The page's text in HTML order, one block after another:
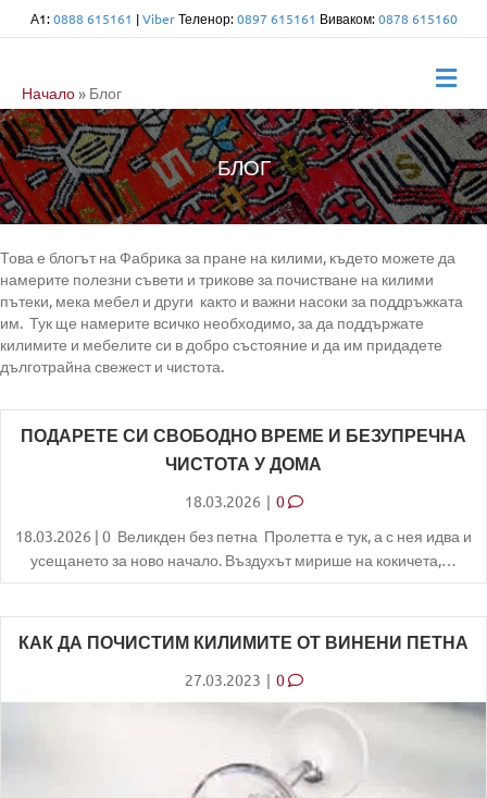
А1:0888 615161 |ViberТеленор:0897 615161 Виваком:0878 615160
Начало» Блог
БЛОГ
Това е блогът на Фабрика за пране на килими, където можете да
намерите полезни съвети и трикове за почистване на килими
пътеки, мека мебел и други както и важни насоки за поддръжката
им. Тук ще намерите всичко необходимо, за да поддържате
килимите и мебелите си в добро състояние и да им придадете
дълготрайна свежест и чистота.
ПОДАРЕТЕ СИ СВОБОДНО ВРЕМЕ И БЕЗУПРЕЧНА
ЧИСТОТА У ДОМА
18.03.2026 | 0
18.03.2026 | 0 Великден без петна Пролетта е тук, а с нея идва и
усещането за ново начало. Въздухът мирише на кокичета,…
КАК ДА ПОЧИСТИМ КИЛИМИТЕ ОТ ВИНЕНИ ПЕТНА
27.03.2023 | 0